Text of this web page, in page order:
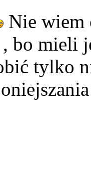
Nie wiem
, bo mieli
tylko